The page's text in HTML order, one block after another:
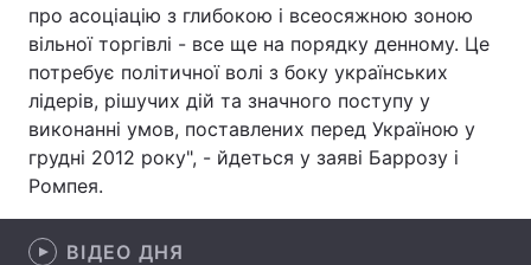
Головна Війна
Україна Політика
Економіка
Спорт
про асоціацію з глибокою і всеосяжною зоною
вільної торгівлі - все ще на порядку денному. Це
потребує політичної волі з боку українських
лідерів, рішучих дій та значного поступу у
виконанні умов, поставлених перед Україною у
грудні 2012 року", - йдеться у заяві Баррозу і
Ромпея.
ВІДЕО ДНЯ